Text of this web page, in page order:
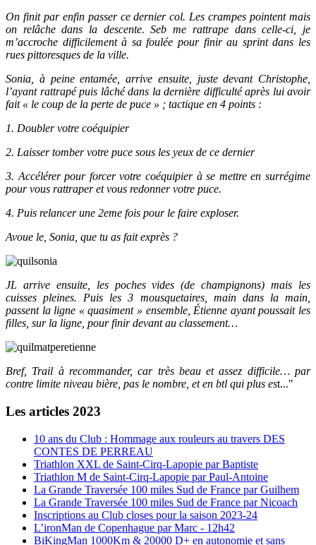
On finit par enfin passer ce dernier col. Les crampes pointent mais
on relâche dans la descente. Seb me rattrape dans celle-ci, je
m’accroche difficilement à sa foulée pour finir au sprint dans les
rues pittoresques de la ville.
Sonia, à peine entamée, arrive ensuite, juste devant Christophe,
l’ayant rattrapé puis lâché dans la dernière difficulté après lui avoir
fait « le coup de la perte de puce » ; tactique en 4 points :
1. Doubler votre coéquipier
2. Laisser tomber votre puce sous les yeux de ce dernier
3. Accélérer pour forcer votre coéquipier à se mettre en surrégime
pour vous rattraper et vous redonner votre puce.
4. Puis relancer une 2eme fois pour le faire exploser.
Avoue le, Sonia, que tu as fait exprès ?
JL arrive ensuite, les poches vides (de champignons) mais les
cuisses pleines. Puis les 3 mousquetaires, main dans la main,
passent la ligne « quasiment » ensemble, Étienne ayant poussait les
filles, sur la ligne, pour finir devant au classement…
Bref, Trail à recommander, car très beau et assez difficile… par
contre limite niveau bière, pas le nombre, et en btl qui plus est..."
Les articles 2023
10 ans du Club : Hommage aux rouleurs au travers DES
CONTES DE PERREAU
Triathlon XXL de Saint-Cirq-Lapopie par Baptiste
Triathlon M de Saint-Cirq-Lapopie par Paul-Antoine
La Grande Traversée 100 miles Sud de France par Guilhem
La Grande Traversée 100 miles Sud de France par Nicoach
Inscriptions au Club closes pour la saison 2023-24
L’ironMan de Copenhague par Marc - 12h42
BiKingMan 1000Km & 20000 D+ en autonomie et sans